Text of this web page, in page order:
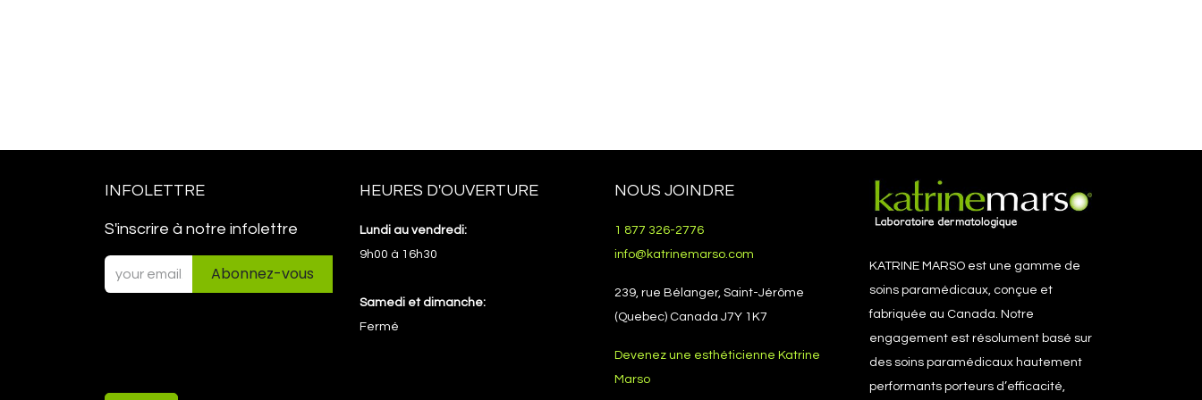
INFOLETTRE
S'inscrire à notre infolettre
Abonnez-vous
HEURES D'OUVERTURE
Lundi au vendredi:
9h00 à 16h30
Samedi et dimanche:
Fermé
NOUS JOINDRE
1 877 326-2776
info@katrinemarso.com
239, rue Bélanger, Saint-Jérôme
(Quebec) Canada J7Y 1K7
Devenez une esthéticienne Katrine
Marso
KATRINE MARSO est une gamme de
soins paramédicaux, conçue et
fabriquée au Canada. Notre
engagement est résolument basé sur
des soins paramédicaux hautement
performants porteurs d’efficacité,